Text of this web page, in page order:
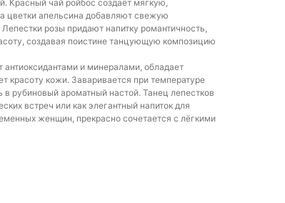
Красный чай ройбос создаёт мягкую,
цветки апельсина добавляют свежую
розы придают напитку романтичность,
создавая поистине танцующую композицию
антиоксидантами и минералами, обладает
кожи. Заваривается при температуре
рубиновый ароматный настой. Танец лепестков
встреч или как элегантный напиток для
женщин, прекрасно сочетается с лёгкими